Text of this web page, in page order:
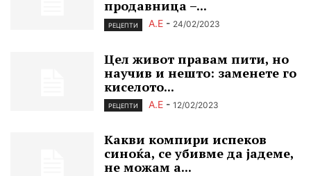
продавница –...
РЕЦЕПТИ А.Е - 24/02/2023
Цел живот правам пити, но
научив и нешто: заменете го
киселото...
РЕЦЕПТИ А.Е - 12/02/2023
Какви компири испеков
синоќа, се убивме да јадеме,
не можам а...